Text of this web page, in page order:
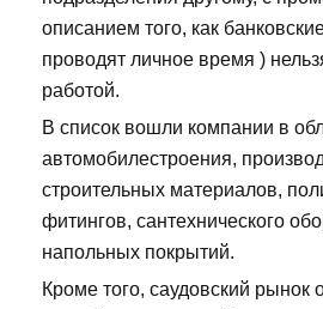
описанием того, как
проводят личное время )
работой.
В список вошли компании в
автомобилестроения,
строительных материалов,
фитингов, сантехнического
напольных покрытий.
Кроме того, саудовский рынок